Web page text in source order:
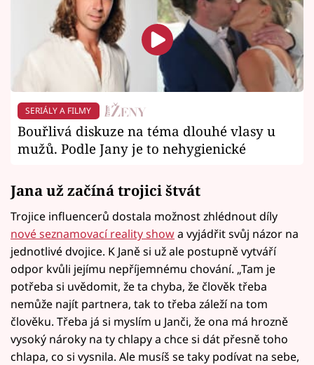
SERIÁLY A FILMY
Bouřlivá diskuze na téma dlouhé vlasy u
mužů. Podle Jany je to nehygienické
Jana už začíná trojici štvát
Trojice influencerů dostala možnost zhlédnout díly
nové seznamovací reality showa vyjádřit svůj názor na
jednotlivé dvojice. K Janě si už ale postupně vytváří
odpor kvůli jejímu nepříjemnému chování. „Tam je
potřeba si uvědomit, že ta chyba, že člověk třeba
nemůže najít partnera, tak to třeba záleží na tom
člověku. Třeba já si myslím u Janči, že ona má hrozně
vysoký nároky na ty chlapy a chce si dát přesně toho
chlapa, co si vysnila. Ale musíš se taky podívat na sebe,